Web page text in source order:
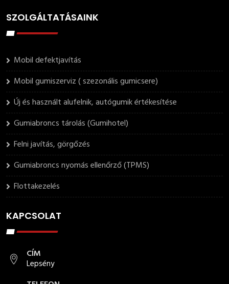
SZOLGÁLTATÁSAINK
Mobil defektjavítás
Mobil gumiszerviz ( szezonális gumicsere)
Új és használt alufelnik, autógumik értékesítése
Gumiabroncs tárolás (Gumihotel)
Felni javítás, görgőzés
Gumiabroncs nyomás ellenőrző (TPMS)
Flottakezelés
KAPCSOLAT
CÍM
Lepsény